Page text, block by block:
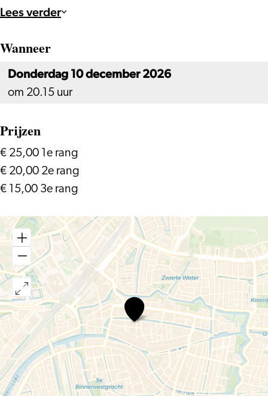
Lees verder
Wanneer
Donderdag 10 december 2026
om 20.15 uur
Prijzen
€ 25,00 1e rang
€ 20,00 2e rang
€ 15,00 3e rang
Denden
Karadeniz,
Zero
Dance
Theatre
en
AAO
–
Ghosts